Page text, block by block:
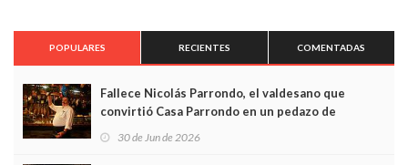
POPULARES RECIENTES COMENTADAS
Fallece Nicolás Parrondo, el valdesano que
convirtió Casa Parrondo en un pedazo de
Asturias en Madrid
30 de Jun de 2026